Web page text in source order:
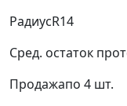
РадиусR14
Сред. остаток
Продажапо 4 шт.